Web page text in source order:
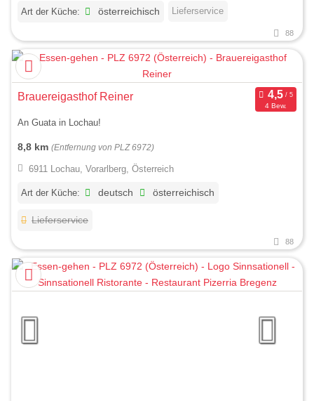
Art der Küche: österreichisch Lieferservice
88
Brauereigasthof Reiner
4 Bew.
An Guata in Lochau!
8,8 km (Entfernung von PLZ 6972)
6911 Lochau, Vorarlberg, Österreich
Art der Küche: deutsch österreichisch
Lieferservice
88